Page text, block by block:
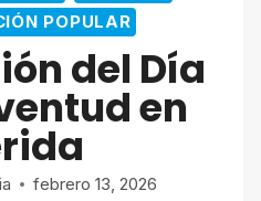
POPULAR
del Día
en
febrero 13, 2026